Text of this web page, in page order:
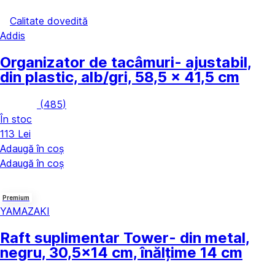
Calitate dovedită
Addis
Organizator de tacâmuri- ajustabil,
din plastic, alb/gri, 58,5 x 41,5 cm
(485)
În stoc
113 Lei
Adaugă în coș
Adaugă în coș
Premium
YAMAZAKI
Raft suplimentar Tower- din metal,
negru, 30,5x14 cm, înălțime 14 cm